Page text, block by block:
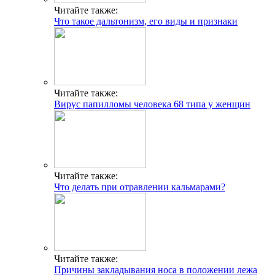
Читайте также:
Что такое дальтонизм, его виды и признаки
Читайте также:
Вирус папилломы человека 68 типа у женщин
Читайте также:
Что делать при отравлении кальмарами?
Читайте также:
Причины закладывания носа в положении лежа